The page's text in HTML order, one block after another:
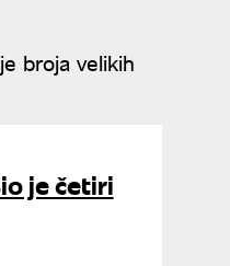
broja velikih
je četiri